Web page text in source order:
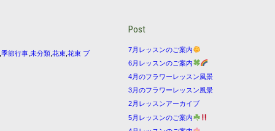
,季節行事 ,未分類 ,花束 ,花束 ブ
Post
7月レッスンのご案内
6月レッスンのご案内
4月のフラワーレッスン風景
3月のフラワーレッスン風景
2月レッスンアーカイブ
5月レッスンのご案内